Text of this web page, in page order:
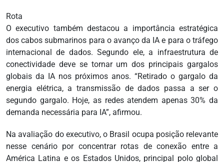
Rota
O executivo também destacou a importância estratégica
dos cabos submarinos para o avanço da IA e para o tráfego
internacional de dados. Segundo ele, a infraestrutura de
conectividade deve se tornar um dos principais gargalos
globais da IA nos próximos anos. “Retirado o gargalo da
energia elétrica, a transmissão de dados passa a ser o
segundo gargalo. Hoje, as redes atendem apenas 30% da
demanda necessária para IA”, afirmou.
Na avaliação do executivo, o Brasil ocupa posição relevante
nesse cenário por concentrar rotas de conexão entre a
América Latina e os Estados Unidos, principal polo global